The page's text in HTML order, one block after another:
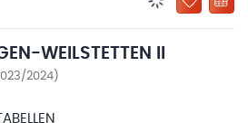
ZU
WEILSTETTEN II
2024)
TABELLEN